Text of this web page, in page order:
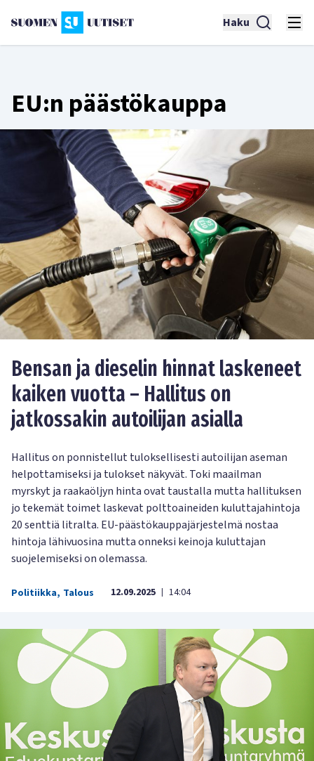
Haku
EU:n päästökauppa
Bensan ja dieselin hinnat laskeneet
kaiken vuotta – Hallitus on
jatkossakin autoilijan asialla
Hallitus on ponnistellut tuloksellisesti autoilijan aseman
helpottamiseksi ja tulokset näkyvät. Toki maailman
myrskyt ja raakaöljyn hinta ovat taustalla mutta hallituksen
jo tekemät toimet laskevat polttoaineiden kuluttajahintoja
20 senttiä litralta. EU-päästökauppajärjestelmä nostaa
hintoja lähivuosina mutta onneksi keinoja kuluttajan
suojelemiseksi on olemassa.
Politiikka, Talous 12.09.2025 | 14:04